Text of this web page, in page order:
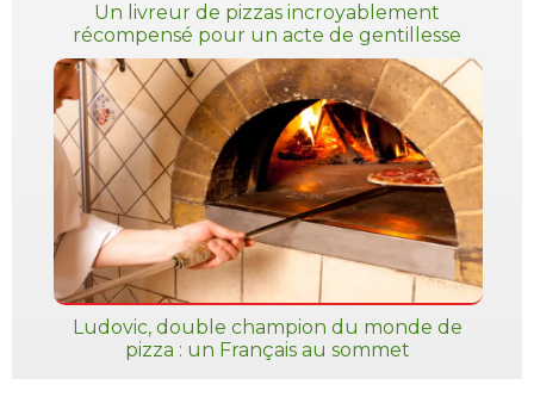
Un livreur de pizzas incroyablement
récompensé pour un acte de gentillesse
Ludovic, double champion du monde de
pizza : un Français au sommet